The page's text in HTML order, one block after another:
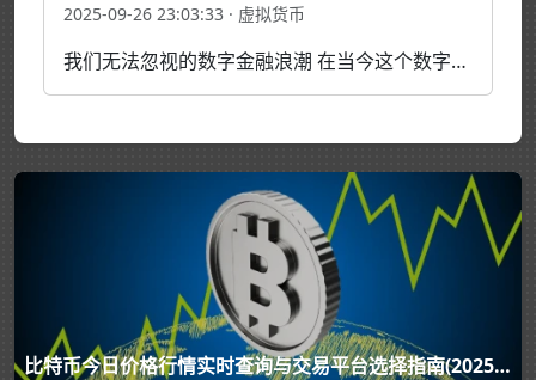
2025-09-26 23:03:33 · 虚拟货币
我们无法忽视的数字金融浪潮 在当今这个数字化时代，虚拟币（或称加密货币）已经从一个极客圈子的新奇概念，演变为全球金融市场无法忽视的一股力量。无论你是对它充满好奇的观望者，还是跃跃欲试的投资者，理解虚拟币是什么、它如何运作以及背后的机遇与风险，都显得至关重要。本文将带你深入这…
比特币今日价格行情实时查询与交易平台选择指南(2025) - 安全投资全攻略